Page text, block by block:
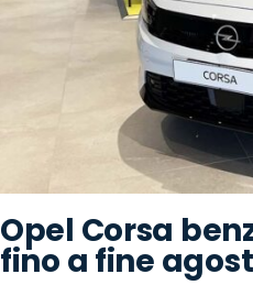
Opel Corsa
fino a fine